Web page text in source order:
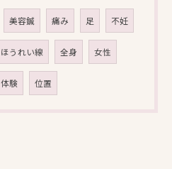
美容鍼 痛み 足 不妊
ほうれい線 全身 女性
体験 位置